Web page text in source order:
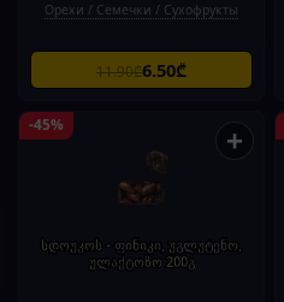
Орехи / Семечки / Сухофрукты
11.90₾6.50₾
-45% +
სდოუკოს - ფინიკი, უგლუტენო,
ულაქტოზო 200გ